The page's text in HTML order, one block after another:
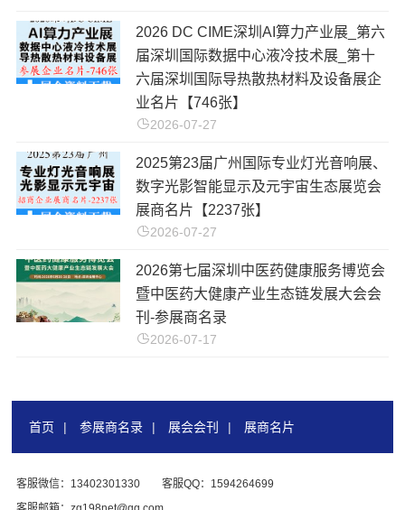
2026 DC CIME深圳AI算力产业展_第六
届深圳国际数据中心液冷技术展_第十
六届深圳国际导热散热材料及设备展企
业名片【746张】
2026-07-27
2025第23届广州国际专业灯光音响展、
数字光影智能显示及元宇宙生态展览会
展商名片【2237张】
2026-07-27
2026第七届深圳中医药健康服务博览会
暨中医药大健康产业生态链发展大会会
刊-参展商名录
2026-07-17
首页 | 参展商名录 | 展会会刊 | 展商名片
客服微信：13402301330
客服QQ：1594264699